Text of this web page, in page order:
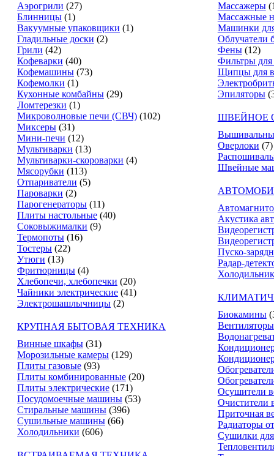
Аэрогрили (27)
Блинницы (1)
Вакуумные упаковщики (1)
Гладильные доски (2)
Грили (42)
Кофеварки (40)
Кофемашины (73)
Кофемолки (1)
Кухонные комбайны (29)
Ломтерезки (1)
Микроволновые печи (СВЧ) (102)
Миксеры (31)
Мини-печи (12)
Мультиварки (13)
Мультиварки-скороварки (4)
Мясорубки (113)
Отпариватели (5)
Пароварки (2)
Парогенераторы (11)
Плиты настольные (40)
Соковыжималки (9)
Термопоты (16)
Тостеры (22)
Утюги (13)
Фритюрницы (4)
Хлебопечи, хлебопечки (20)
Чайники электрические (41)
Электрошашлычницы (2)
КРУПНАЯ БЫТОВАЯ ТЕХНИКА
Винные шкафы (31)
Морозильные камеры (129)
Плиты газовые (93)
Плиты комбинированные (20)
Плиты электрические (171)
Посудомоечные машины (53)
Стиральные машины (396)
Сушильные машины (66)
Холодильники (606)
Массажеры
Массажные
Машинки
Облучатели
Фены (12)
Фильтры
Щипцы для
Эпиляторы
ШВЕЙНОЕ
Оверлоки (7)
Швейные
Акустика
Пуско-
Радар-
Биокамины
Вентиляторы
Осушители
Очистители
Приточная
Радиаторы
Сушилки